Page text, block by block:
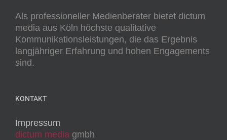
Als professioneller Medienberater bietet dictum
media aus Köln höchste qualitative
Kommunikationsleistungen, die das Ergebnis
langjähriger Erfahrung und hohen Engagements
sind.
KONTAKT
Impressum
dictum media gmbh